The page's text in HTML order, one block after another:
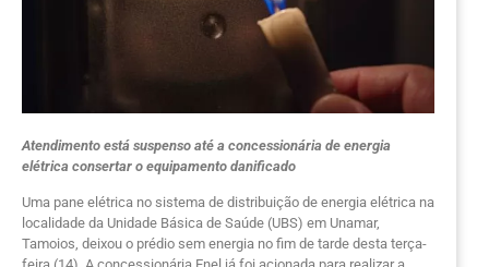
Atendimento está suspenso até a concessionária de energia
elétrica consertar o equipamento danificado
Uma pane elétrica no sistema de distribuição de energia elétrica na
localidade da Unidade Básica de Saúde (UBS) em Unamar,
Tamoios, deixou o prédio sem energia no fim de tarde desta terça-